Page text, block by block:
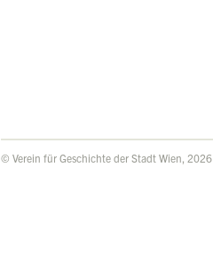
© Verein für Geschichte der Stadt Wien, 2026